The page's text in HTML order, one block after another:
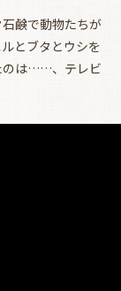
鹸で動物たちが
とブタとウシを
のは……、テレビ